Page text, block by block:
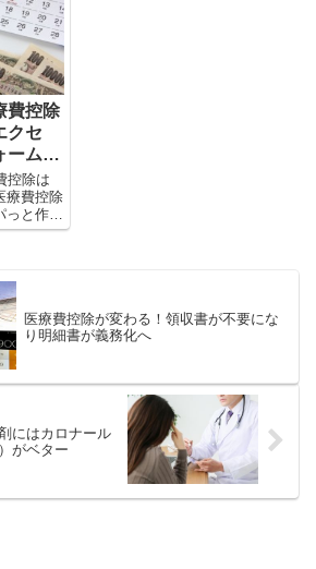
費控除
クセ
ーム、
控除は
療費控除
っと作成
心者も国
医療費控除が変わる！領収書が不要にな
り明細書が義務化へ
にはカロナール
がベター